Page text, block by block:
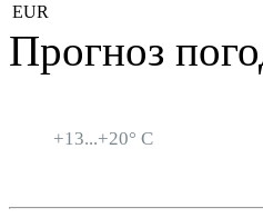
EUR
Прогноз
+13...+20° C